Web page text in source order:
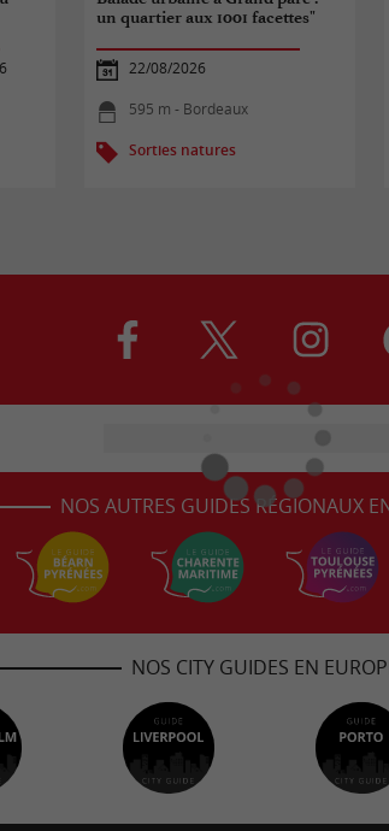
un quartier aux 1001 facettes"
22/08/2026
595 m - Bordeaux
Sorties natures
NOS AUTRES GUIDES RÉGIONAUX
NOS CITY GUIDES EN